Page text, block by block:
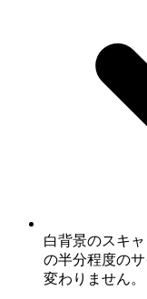
白背景のスキ
の半分程度の
変わりません。